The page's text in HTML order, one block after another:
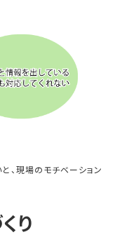
、現場のモチベーション
り